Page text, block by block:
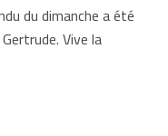
du dimanche a été
Vive la